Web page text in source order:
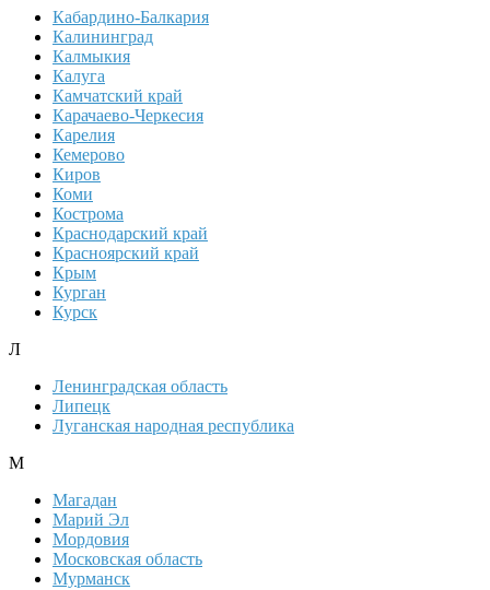
Кабардино-Балкария
Калининград
Калмыкия
Калуга
Камчатский край
Карачаево-Черкесия
Карелия
Кемерово
Киров
Коми
Кострома
Краснодарский край
Красноярский край
Крым
Курган
Курск
Л
Ленинградская область
Липецк
Луганская народная республика
М
Магадан
Марий Эл
Мордовия
Московская область
Мурманск